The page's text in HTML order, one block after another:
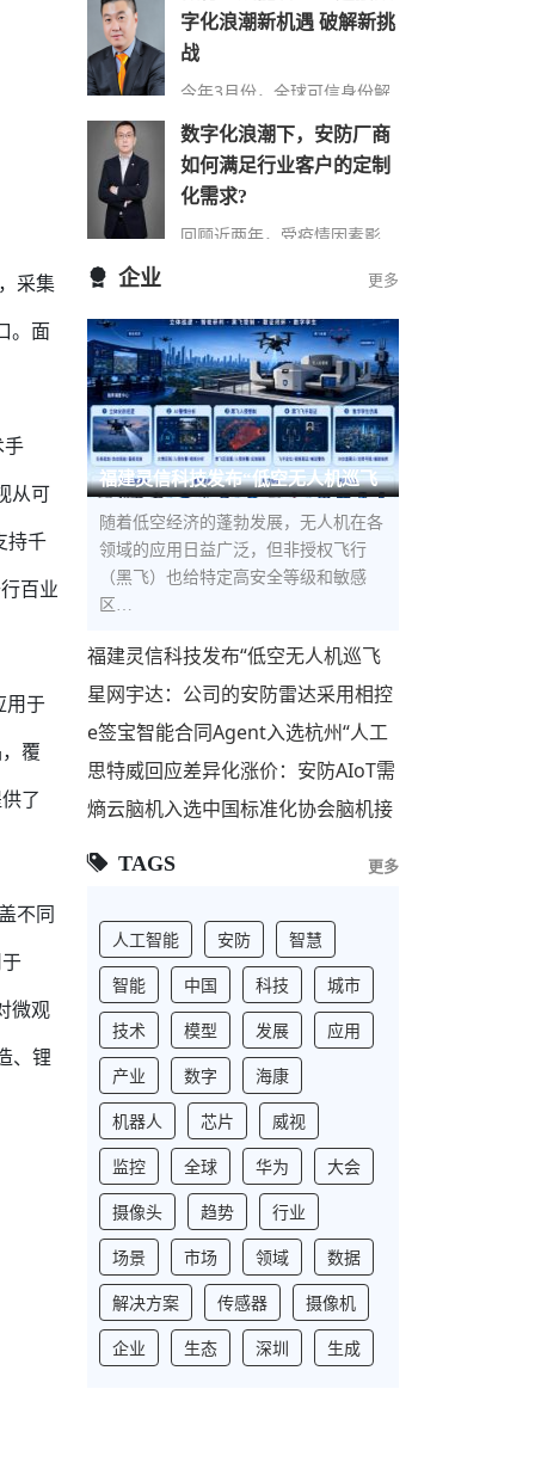
采集
。面
手
从可
持千
百业
用于
覆
了
不同
微观
、锂
发展的城市建设中，搭建的巨
大物联网络对其安全保障…
字化浪潮新机遇 破解新挑
战
今年3月份，全球可信身份解
的《安防行业现状报告》（以
下简称“报告”），该报告…
数字化浪潮下，安防厂商
如何满足行业客户的定制
化需求?
回顾近两年，受疫情因素影
领域都遭受了来自市场 “不确
企业 更多
福建灵信科技发布“低空无人机巡飞
防控解决方案”，构建低空立体
随着低空经济的蓬勃发展，无人机在各
领域的应用日益广泛，但非授权飞行
（黑飞）也给特定高安全等级和敏感
区…
福建灵信科技发布“低空无人机巡飞
防控解决方案”，构建低空立体安全
屏障
星网宇达：公司的安防雷达采用相控
阵技术，主要用于安防监控和反无人
机领域
e签宝智能合同Agent入选杭州“人工
智能+”标杆项目，与宇树科技、海康
威视等共筑AI第
思特威回应差异化涨价：安防AIoT需
求回暖 联动国产代工厂优化供应链
熵云脑机入选中国标准化协会脑机接
TAGS 更多
人工智能 安防
智慧
智能
中国 科技
城市
技术
模型 发展
应用
产业
数字
海康
机器人
芯片
威视
监控
全球 华为
大会
摄像头
趋势
行业
场景
市场 领域
数据
解决方案
传感器
摄像机
企业
生态 深圳 生成